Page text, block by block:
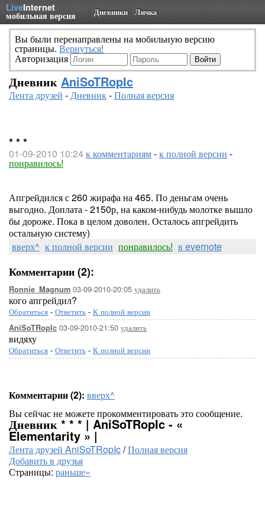
LiveInternet
мобильная версия Дневники Личка
Вы были перенаправлены на мобильную версию
страницы. Вернуться!
Авторизация
Дневник AniSoTRopIc
Лента друзей -Дневник-Полная версия
* * *
01-09-2010 10:24к комментариям-к полной версии -
понравилось!
Апгрейдился с 260 жирафа на 465. По деньгам очень
выгодно. Доплата - 2150р, на каком-нибудь молотке вышло
бы дороже. Пока в целом доволен. Осталось апгрейдить
остальную систему)
вверх^ к полной версии понравилось! в evernote
Комментарии (2):
Ronnie_Magnum 03-09-2010-20:05 удалить
кого апгрейдил?
Обратиться - Ответить - К полной версии
AniSoTRopIc 03-09-2010-21:50 удалить
видяху
Обратиться - Ответить - К полной версии
Комментарии (2): вверх^
Вы сейчас не можете прокомментировать это сообщение.
Дневник * * * | AniSoTRopIc - «
Elementarity » |
Лента друзей AniSoTRopIc/Полная версия
Добавить в друзья
Страницы: раньше»